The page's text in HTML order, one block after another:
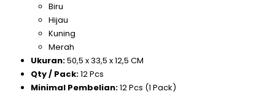
Biru
Hijau
Kuning
Merah
Ukuran:50,5 x 33,5 x 12,5 CM
Qty / Pack:12 Pcs
Minimal Pembelian:12 Pcs (1 Pack)